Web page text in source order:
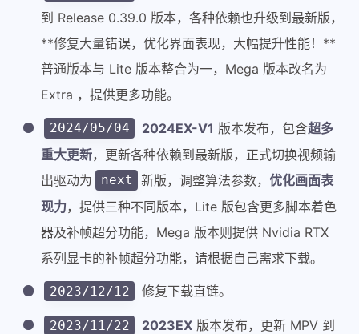
到 Release 0.39.0 版本，各种依赖也升级到最新版，
**修复大量错误，优化界面表现，大幅提升性能！**
普通版本与 Lite 版本整合为一，Mega 版本改名为
Extra ，提供更多功能。
2024/05/04 2024EX-V1 版本发布，包含超多
重大更新，更新各种依赖到最新版，正式切换视频输
出驱动为
next 新版，调整算法参数， 优化画面表
现力，提供三种不同版本，Lite 版包含更多脚本着色
器及补帧超分功能，Mega 版本则提供 Nvidia RTX
系列显卡的补帧超分功能，请根据自己需求下载。
2023/12/12 修复下载直链。
2023/11/22 2023EX版本发布，更新 MPV 到